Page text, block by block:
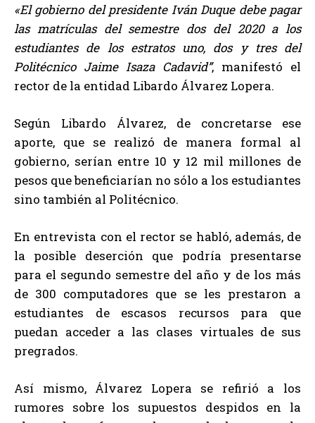
«El gobierno del presidente Iván Duque debe pagar
las matrículas del semestre dos del 2020 a los
estudiantes de los estratos uno, dos y tres del
Politécnico Jaime Isaza Cadavid”, manifestó el
rector de la entidad Libardo Álvarez Lopera.
Según Libardo Álvarez, de concretarse ese
aporte, que se realizó de manera formal al
gobierno, serían entre 10 y 12 mil millones de
pesos que beneficiarían no sólo a los estudiantes
sino también al Politécnico.
En entrevista con el rector se habló, además, de
la posible deserción que podría presentarse
para el segundo semestre del año y de los más
de 300 computadores que se les prestaron a
estudiantes de escasos recursos para que
puedan acceder a las clases virtuales de sus
pregrados.
Así mismo, Álvarez Lopera se refirió a los
rumores sobre los supuestos despidos en la